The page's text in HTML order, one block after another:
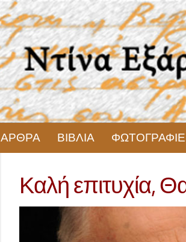
ΑΡΘΡΑ ΒΙΒΛΙΑ
Καλή επιτυχία,